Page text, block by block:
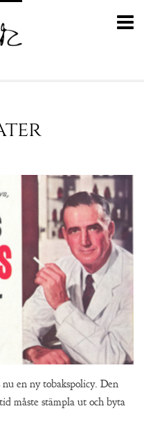
en ny tobakspolicy. Den
måste stämpla ut och byta